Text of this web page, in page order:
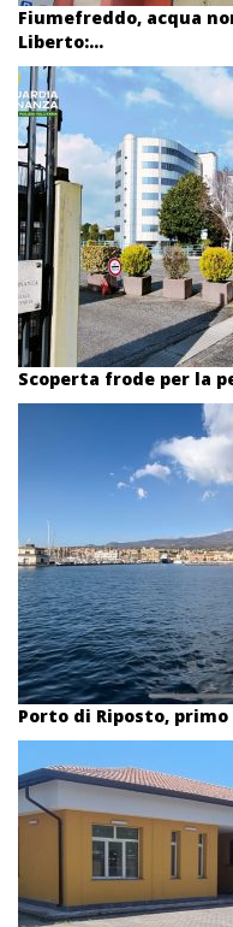
Fiumefreddo, acqua
Liberto:...
Scoperta frode per la
Porto di Riposto,